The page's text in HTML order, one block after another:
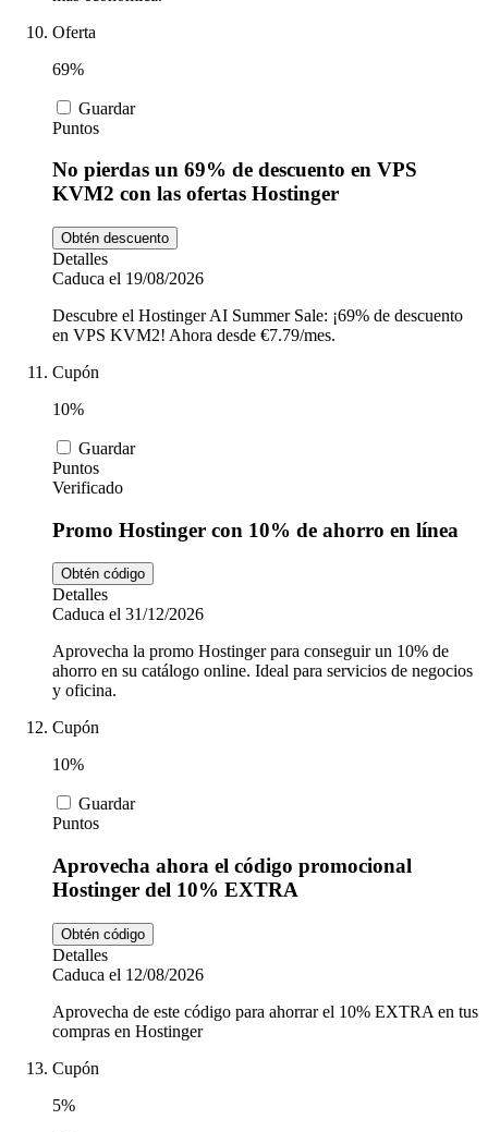
Oferta
69%
Guardar
Puntos
No pierdas un 69% de descuento en VPS
KVM2 con las ofertas Hostinger
Obtén descuento
Detalles
Caduca el 19/08/2026
Descubre el Hostinger AI Summer Sale: ¡69% de descuento
en VPS KVM2! Ahora desde €7.79/mes.
Cupón
10%
Guardar
Puntos
Verificado
Promo Hostinger con 10% de ahorro en línea
Obtén código
Detalles
Caduca el 31/12/2026
Aprovecha la promo Hostinger para conseguir un 10% de
ahorro en su catálogo online. Ideal para servicios de negocios
y oficina.
Cupón
10%
Guardar
Puntos
Aprovecha ahora el código promocional
Hostinger del 10% EXTRA
Obtén código
Detalles
Caduca el 12/08/2026
Aprovecha de este código para ahorrar el 10% EXTRA en tus
compras en Hostinger
Cupón
5%